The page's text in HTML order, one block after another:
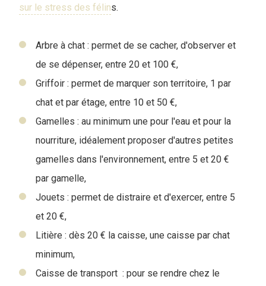
sur le stress des félins.
Arbre à chat : permet de se cacher, d'observer et
de se dépenser, entre 20 et 100 €,
Griffoir : permet de marquer son territoire, 1 par
chat et par étage, entre 10 et 50 €,
Gamelles : au minimum une pour l'eau et pour la
nourriture, idéalement proposer d'autres petites
gamelles dans l'environnement, entre 5 et 20 €
par gamelle,
Jouets : permet de distraire et d'exercer, entre 5
et 20 €,
Litière : dès 20 € la caisse, une caisse par chat
minimum,
Caisse de transport : pour se rendre chez le